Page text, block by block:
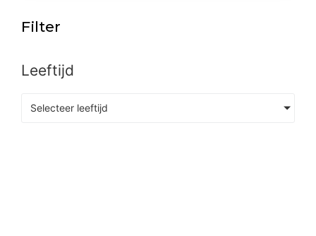
Filter
Leeftijd
Selecteer leeftijd